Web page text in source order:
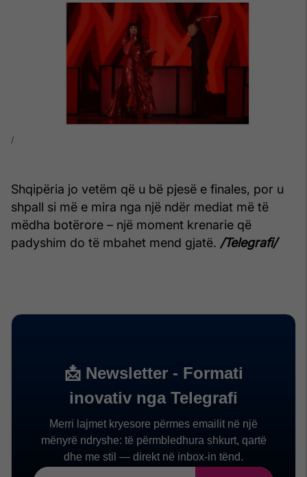
Shqipëria jo vetëm që u bë pjesë e finales, por u
shpall si më e mira nga një ndër mediat më të
mëdha botërore – një moment krenarie që
padyshim do të mbahet mend gjatë. /Telegrafi/